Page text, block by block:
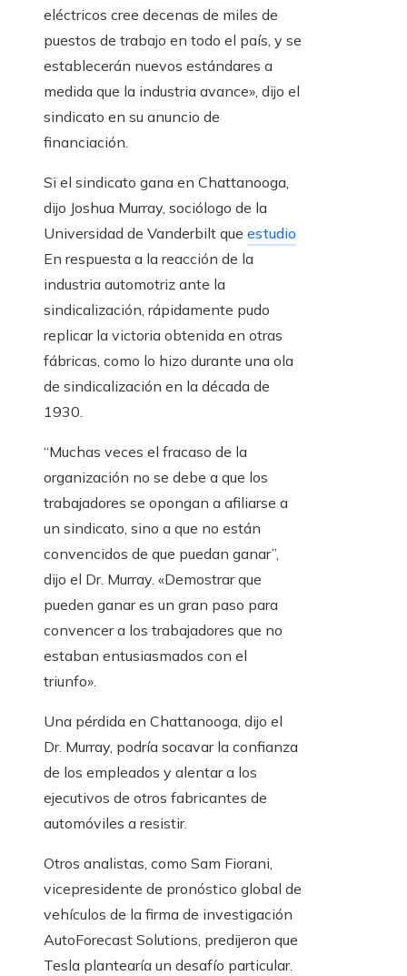
eléctricos cree decenas de miles de
puestos de trabajo en todo el país, y se
establecerán nuevos estándares a
medida que la industria avance», dijo el
sindicato en su anuncio de
financiación.
Si el sindicato gana en Chattanooga,
dijo Joshua Murray, sociólogo de la
Universidad de Vanderbilt que estudio
En respuesta a la reacción de la
industria automotriz ante la
sindicalización, rápidamente pudo
replicar la victoria obtenida en otras
fábricas, como lo hizo durante una ola
de sindicalización en la década de
1930.
“Muchas veces el fracaso de la
organización no se debe a que los
trabajadores se opongan a afiliarse a
un sindicato, sino a que no están
convencidos de que puedan ganar”,
dijo el Dr. Murray. «Demostrar que
pueden ganar es un gran paso para
convencer a los trabajadores que no
estaban entusiasmados con el
triunfo».
Una pérdida en Chattanooga, dijo el
Dr. Murray, podría socavar la confianza
de los empleados y alentar a los
ejecutivos de otros fabricantes de
automóviles a resistir.
Otros analistas, como Sam Fiorani,
vicepresidente de pronóstico global de
vehículos de la firma de investigación
AutoForecast Solutions, predijeron que
Tesla plantearía un desafío particular.